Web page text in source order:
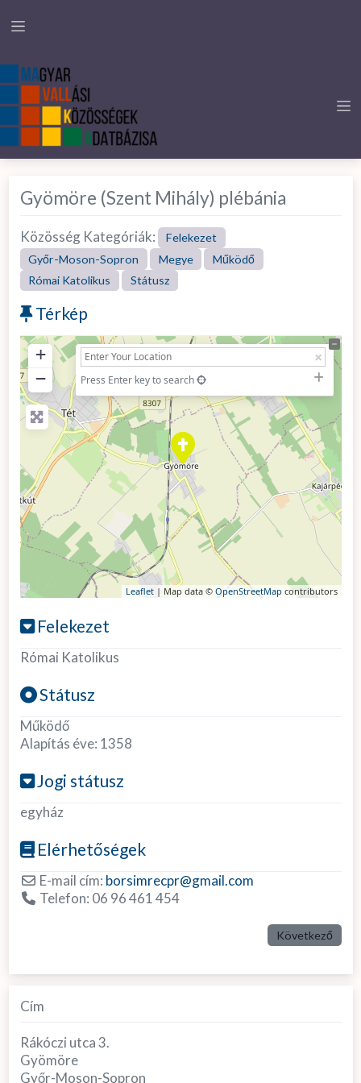
Gyömöre (Szent Mihály) plébánia
Közösség Kategóriák:
Felekezet
Győr-Moson-Sopron
Megye
Működő
Római Katolikus
Státusz
Térkép
+
−
Press Enter key to search
Leaflet| Map data © OpenStreetMap contributors
Felekezet
Római Katolikus
Státusz
Működő
Alapítás éve: 1358
Jogi státusz
egyház
Elérhetőségek
E-mail cím: borsimrecpr@gmail.com
Telefon: 06 96 461 454
Következő
Cím
Rákóczi utca 3.
Gyömöre
Győr-Moson-Sopron